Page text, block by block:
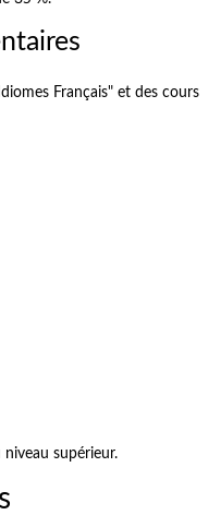
Français" et des cours
supérieur.